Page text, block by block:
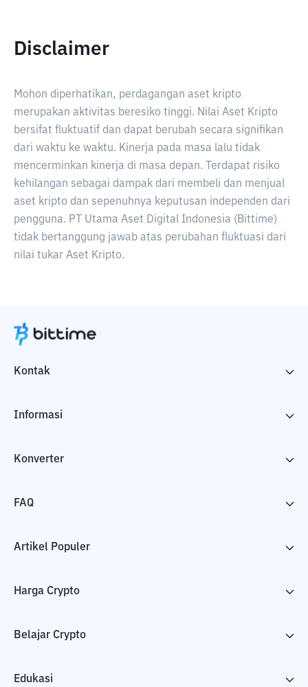
Disclaimer
Mohon diperhatikan, perdagangan aset kripto
merupakan aktivitas beresiko tinggi. Nilai Aset Kripto
bersifat fluktuatif dan dapat berubah secara signifikan
dari waktu ke waktu. Kinerja pada masa lalu tidak
mencerminkan kinerja di masa depan. Terdapat risiko
kehilangan sebagai dampak dari membeli dan menjual
aset kripto dan sepenuhnya keputusan independen dari
pengguna. PT Utama Aset Digital Indonesia (Bittime)
tidak bertanggung jawab atas perubahan fluktuasi dari
nilai tukar Aset Kripto.
Kontak
Informasi
Konverter
FAQ
Artikel Populer
Harga Crypto
Belajar Crypto
Edukasi